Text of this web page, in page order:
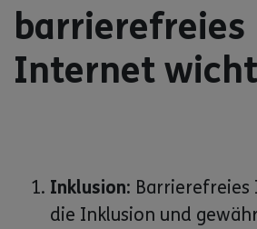
barrierefreies
Internet
Inklusion:
die Inklusion und